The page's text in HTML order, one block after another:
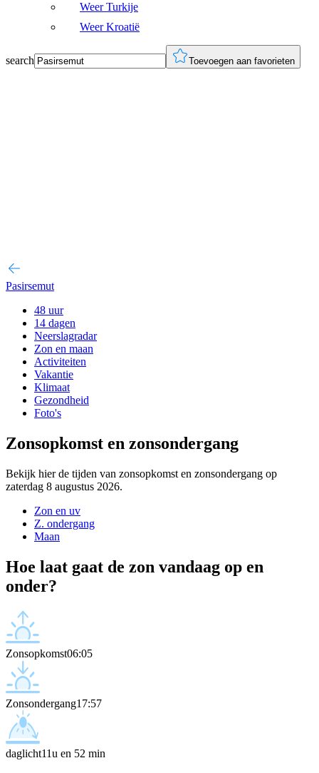
Weer Turkije
Weer Kroatië
search Toevoegen aan favorieten
Pasirsemut
48 uur
14 dagen
Neerslagradar
Zon en maan
Activiteiten
Vakantie
Klimaat
Gezondheid
Foto's
Zonsopkomst en zonsondergang
Bekijk hier de tijden van zonsopkomst en zonsondergang op
zaterdag 8 augustus 2026.
Zon en uv
Z. ondergang
Maan
Hoe laat gaat de zon vandaag op en
onder?
Zonsopkomst06:05
Zonsondergang17:57
daglicht11u en 52 min